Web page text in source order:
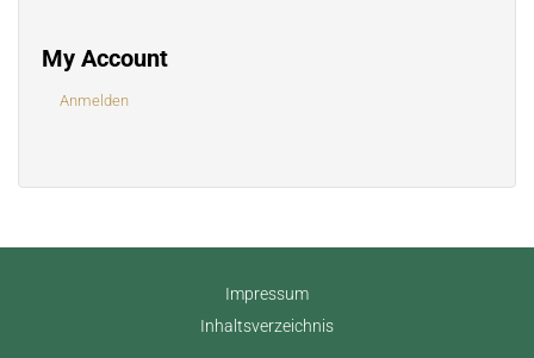
My Account
Anmelden
Impressum
Inhaltsverzeichnis